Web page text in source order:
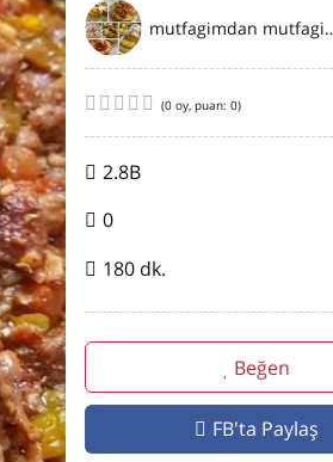
(0 oy, puan: 0)
2.8B
0
180 dk.
Beğen
FB'ta Paylaş